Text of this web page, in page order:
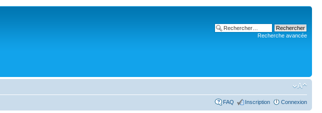
Recherche avancée
FAQ Inscription Connexion